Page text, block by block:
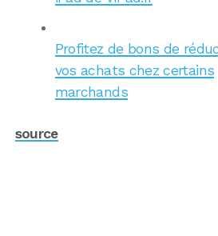
Profitez de bons de
vos achats chez certains
marchands
source